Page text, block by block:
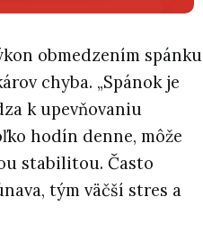
obmedzením spánku
chyba. „Spánok je
k upevňovaniu
hodín denne, môže
stabilitou. Často
tým väčší stres a